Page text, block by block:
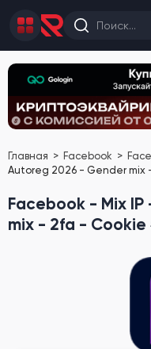
Главная Facebook
Autoreg 2026 - Gender mix
Facebook - Mix
mix - 2fa - Cookie